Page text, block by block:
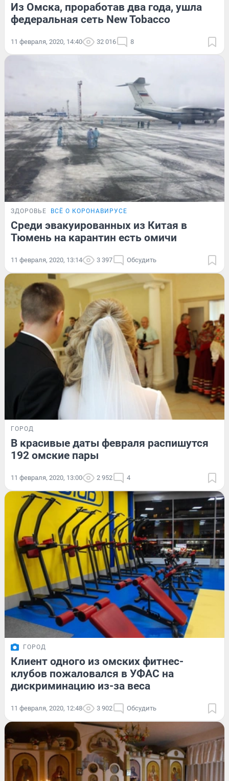
Из Омска, проработав два года, ушла
федеральная сеть New Tobacco
11 февраля, 2020, 14:40 32 016 8
ЗДОРОВЬЕ ВСЁ О КОРОНАВИРУСЕ
Среди эвакуированных из Китая в
Тюмень на карантин есть омичи
11 февраля, 2020, 13:14 3 397 Обсудить
ГОРОД
В красивые даты февраля распишутся
192 омские пары
11 февраля, 2020, 13:00 2 952 4
ГОРОД
Клиент одного из омских фитнес-
клубов пожаловался в УФАС на
дискриминацию из-за веса
11 февраля, 2020, 12:48 3 902 Обсудить